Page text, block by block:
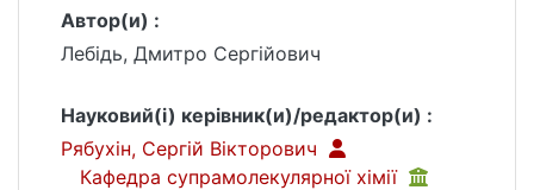
Автор(и) :
Лебідь, Дмитро Сергійович
Науковий(і) керівник(и)/редактор(и) :
Рябухін, Сергій Вікторович
Кафедра супрамолекулярної хімії